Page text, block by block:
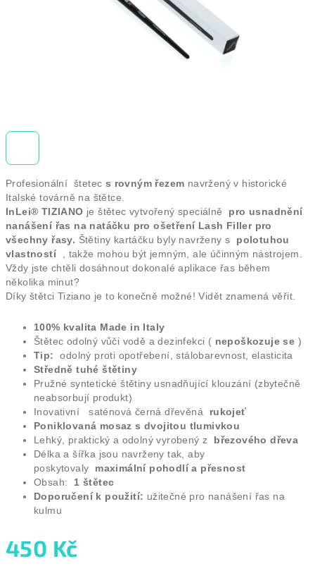
Profesionální štetec s rovným řezem navržený v historické
Italské továrně na štětce.
InLei® TIZIANO je štětec vytvořený speciálně
pro usnadnění
nanášení řas na natáčku pro ošetření Lash Filler pro
všechny řasy. Štětiny kartáčku byly navrženy s
polotuhou
vlastností
, takže mohou být jemným, ale účinným nástrojem.
Vždy jste chtěli dosáhnout dokonalé aplikace řas během
několika minut?
Díky štětci Tiziano je to konečně možné! Vidět znamená věřit.
100% kvalita Made in Italy
Štětec odolný vůči vodě a dezinfekci ( nepoškozuje se )
Tip:
odolný proti opotřebení, stálobarevnost, elasticita
Středně tuhé štětiny
Pružné syntetické štětiny usnadňující klouzání (zbytečně
neabsorbují produkt)
Inovativní
saténová černá dřevěná
rukojeť
Poniklovaná mosaz s dvojitou tlumivkou
Lehký, praktický a odolný vyrobený z
březového dřeva
Délka a šířka jsou navrženy tak, aby
poskytovaly
maximální pohodlí a přesnost
Obsah:
1 štětec
Doporučení k použití: užitečné pro nanášení řas na
kulmu
450 Kč